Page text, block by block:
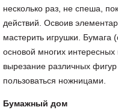
несколько раз, не спеша,
действий. Освоив
мастерить игрушки. Бумага
основой многих
вырезание различных
пользоваться ножницами.
Бумажный дом